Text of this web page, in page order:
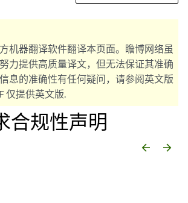
机器翻译软件翻译本页面。瞻博网络虽
力提供高质量译文，但无法保证其准确
息的准确性有任何疑问，请参阅英文版
仅提供英文版.
合规性声明
arrow_backward arrow_forward